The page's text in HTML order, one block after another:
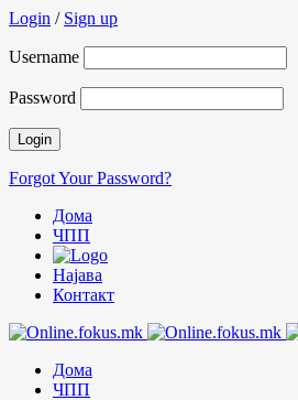
Login / Sign up
Username
Password
Forgot Your Password?
Дома
ЧПП
Најава
Контакт
Дома
ЧПП